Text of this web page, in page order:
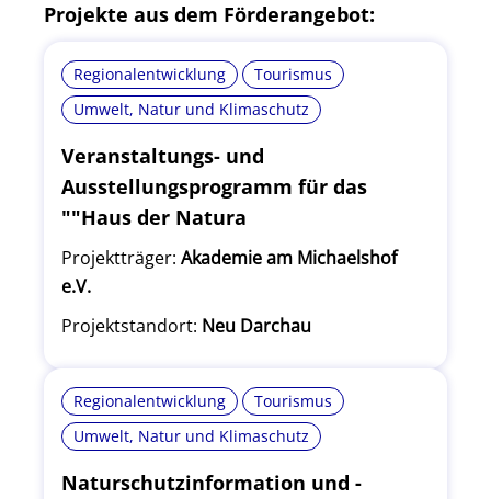
Projekte aus dem Förderangebot:
Regionalentwicklung
Tourismus
Umwelt, Natur und Klimaschutz
Veranstaltungs- und
Ausstellungsprogramm für das
""Haus der Natura
Projektträger: Akademie am Michaelshof
e.V.
Projektstandort: Neu Darchau
Regionalentwicklung
Tourismus
Umwelt, Natur und Klimaschutz
Naturschutzinformation und -